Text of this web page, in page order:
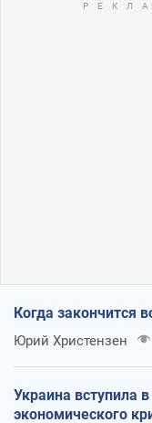
Когда закончится
Юрий Христензен
Украина вступила
экономического